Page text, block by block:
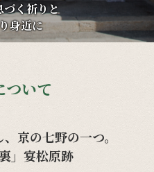
づく祈りと
身近に
ついて
京の七野の一つ。
」宴松原跡